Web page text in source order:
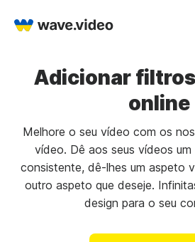
Adicionar
online
Melhore o seu vídeo com os
vídeo. Dê aos seus vídeos
consistente, dê-lhes um aspeto
outro aspeto que deseje.
design para o seu